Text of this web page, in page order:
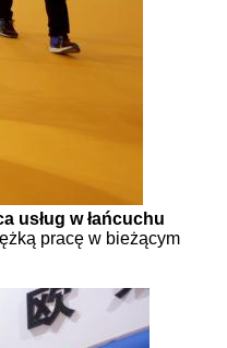
usług w łańcuchu
pracę w bieżącym